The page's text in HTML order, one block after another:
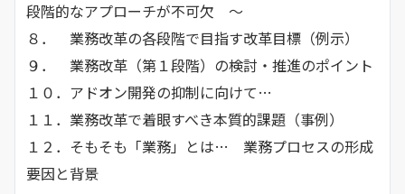
段階的なアプローチが不可欠 ～
８． 業務改革の各段階で目指す改革目標（例示）
９． 業務改革（第１段階）の検討・推進のポイント
１０．アドオン開発の抑制に向けて…
１１．業務改革で着眼すべき本質的課題（事例）
１２．そもそも「業務」とは… 業務プロセスの形成
要因と背景